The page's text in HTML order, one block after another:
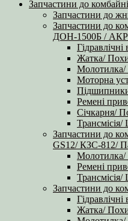
Запчастини до
Запчастини до
Запчастини до
ДОН-1500Б /
Гідравлічні
Жатка/
Молотилка/
Моторна
Ремені
Січкарня/
Запчастини до
GS12/ КЗС-812/
Молотилка/
Ремені
Запчастини до
Гідравлічні
Жатка/